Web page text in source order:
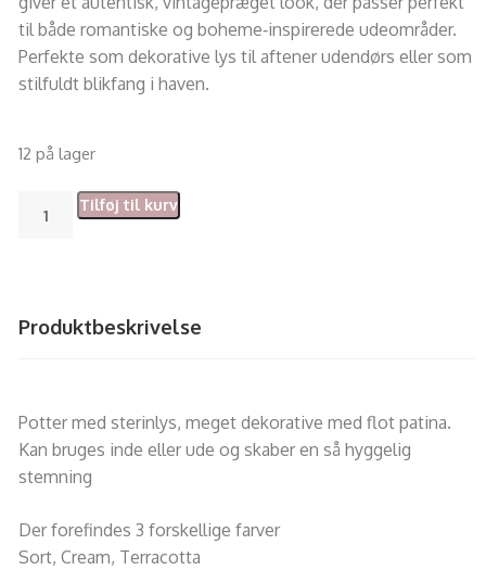
til både romantiske og boheme‑inspirerede udeområder.
Perfekte som dekorative lys til aftener udendørs eller som
stilfuldt blikfang i haven.
12 på lager
Tilføj til kurv
Produktbeskrivelse
Potter med sterinlys, meget dekorative med flot patina.
Kan bruges inde eller ude og skaber en så hyggelig
stemning
Der forefindes 3 forskellige farver
Sort, Cream, Terracotta